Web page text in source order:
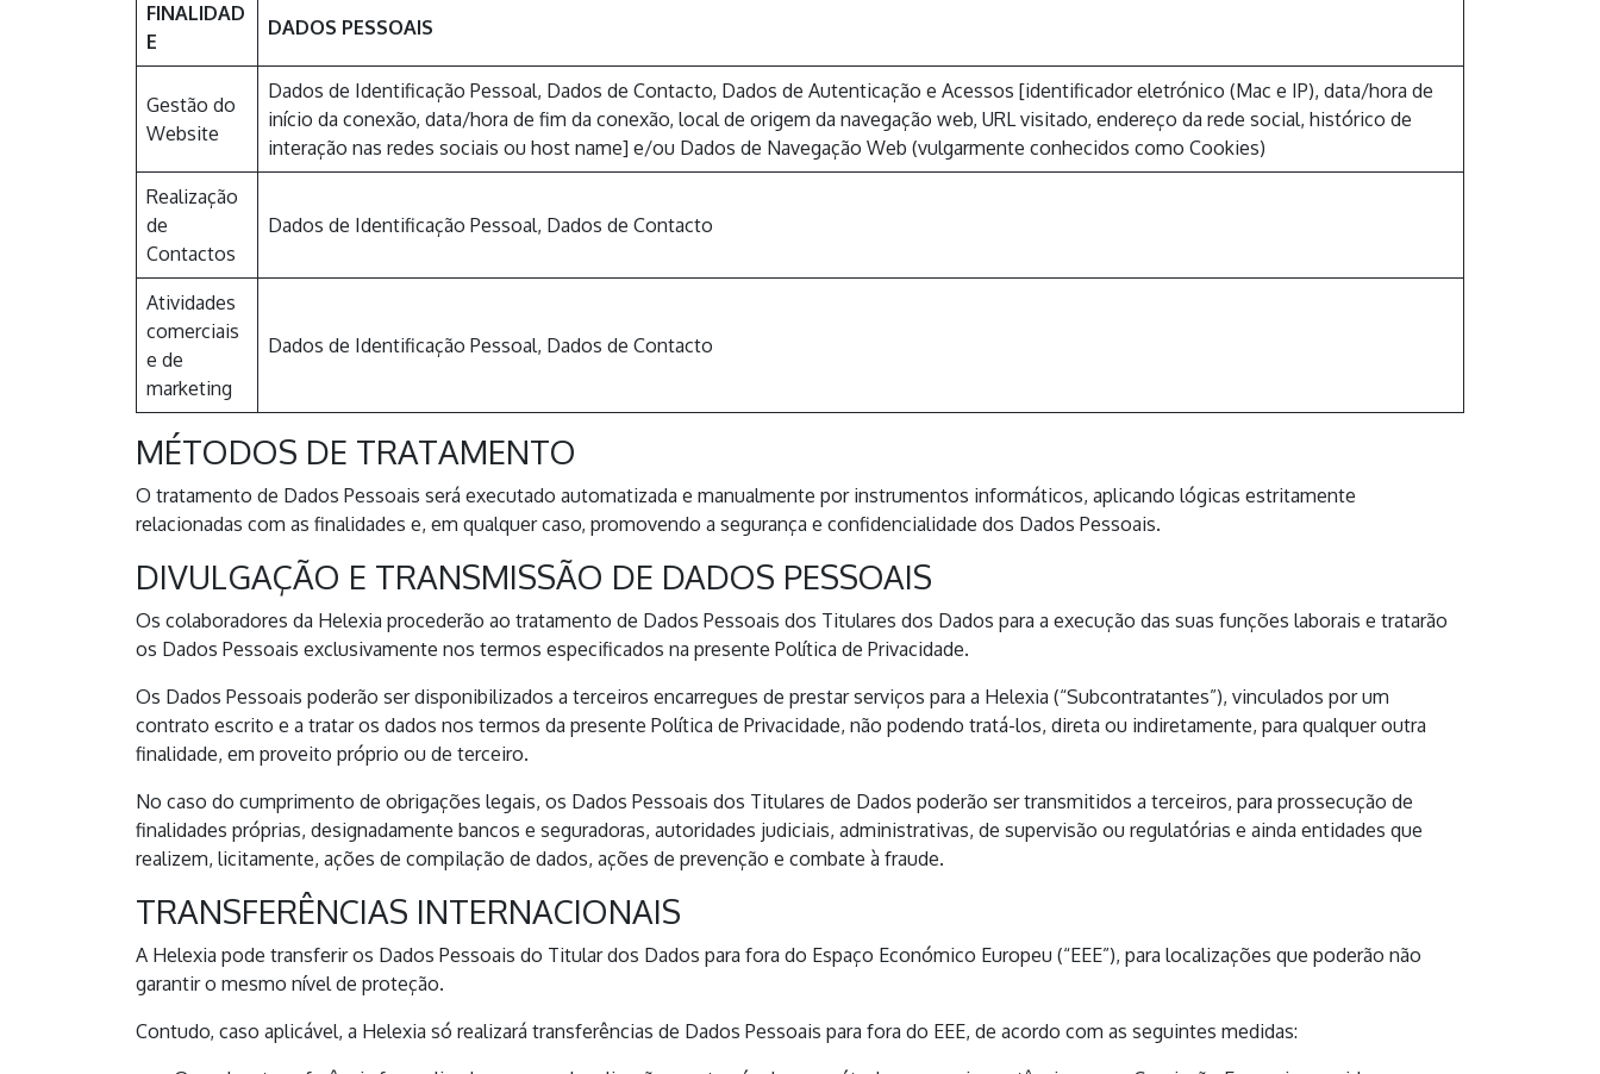
FINALIDAD
E
DADOS PESSOAIS
Gestão do
Website
Dados de Identificação Pessoal, Dados de Contacto, Dados de Autenticação e Acessos [identificador eletrónico (Mac e IP), data/hora de
início da conexão, data/hora de fim da conexão, local de origem da navegação web, URL visitado, endereço da rede social, histórico de
interação nas redes sociais ou host name] e/ou Dados de Navegação Web (vulgarmente conhecidos como Cookies)
Realização
de
Contactos
Dados de Identificação Pessoal, Dados de Contacto
Atividades
comerciais
e de
marketing
Dados de Identificação Pessoal, Dados de Contacto
MÉTODOS DE TRATAMENTO
O tratamento de Dados Pessoais será executado automatizada e manualmente por instrumentos informáticos, aplicando lógicas estritamente
relacionadas com as finalidades e, em qualquer caso, promovendo a segurança e confidencialidade dos Dados Pessoais.
DIVULGAÇÃO E TRANSMISSÃO DE DADOS PESSOAIS
Os colaboradores da Helexia procederão ao tratamento de Dados Pessoais dos Titulares dos Dados para a execução das suas funções laborais e tratarão
os Dados Pessoais exclusivamente nos termos especificados na presente Política de Privacidade.
Os Dados Pessoais poderão ser disponibilizados a terceiros encarregues de prestar serviços para a Helexia (“Subcontratantes”), vinculados por um
contrato escrito e a tratar os dados nos termos da presente Política de Privacidade, não podendo tratá-los, direta ou indiretamente, para qualquer outra
finalidade, em proveito próprio ou de terceiro.
No caso do cumprimento de obrigações legais, os Dados Pessoais dos Titulares de Dados poderão ser transmitidos a terceiros, para prossecução de
finalidades próprias, designadamente bancos e seguradoras, autoridades judiciais, administrativas, de supervisão ou regulatórias e ainda entidades que
realizem, licitamente, ações de compilação de dados, ações de prevenção e combate à fraude.
TRANSFERÊNCIAS INTERNACIONAIS
A Helexia pode transferir os Dados Pessoais do Titular dos Dados para fora do Espaço Económico Europeu (“EEE”), para localizações que poderão não
garantir o mesmo nível de proteção.
Contudo, caso aplicável, a Helexia só realizará transferências de Dados Pessoais para fora do EEE, de acordo com as seguintes medidas: